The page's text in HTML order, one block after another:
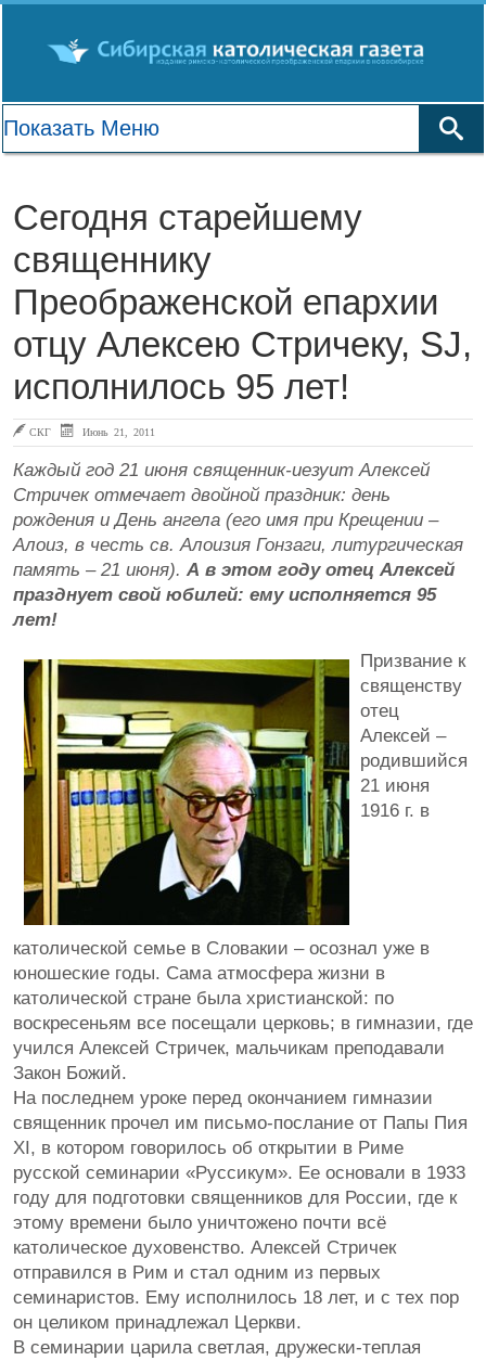
Сегодня старейшему
священнику
Преображенской епархии
отцу Алексею Стричеку, SJ,
исполнилось 95 лет!
СКГ Июнь 21, 2011
Каждый год 21 июня священник-иезуит Алексей
Стричек отмечает двойной праздник: день
рождения и День ангела (его имя при Крещении –
Алоиз, в честь св. Алоизия Гонзаги, литургическая
память – 21 июня). А в этом году отец Алексей
празднует свой юбилей: ему исполняется 95
лет!
Призвание к
священству
отец
Алексей –
родившийся
21 июня
1916 г. в
католической семье в Словакии – осознал уже в
юношеские годы. Сама атмосфера жизни в
католической стране была христианской: по
воскресеньям все посещали церковь; в гимназии, где
учился Алексей Стричек, мальчикам преподавали
Закон Божий.
На последнем уроке перед окончанием гимназии
священник прочел им письмо-послание от Папы Пия
XI, в котором говорилось об открытии в Риме
русской семинарии «Руссикум». Ее основали в 1933
году для подготовки священников для России, где к
этому времени было уничтожено почти всё
католическое духовенство. Алексей Стричек
отправился в Рим и стал одним из первых
семинаристов. Ему исполнилось 18 лет, и с тех пор
он целиком принадлежал Церкви.
В семинарии царила светлая, дружески-теплая